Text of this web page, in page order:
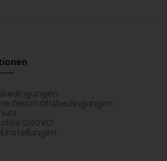
Geschäftsbedingungen
DSGVO